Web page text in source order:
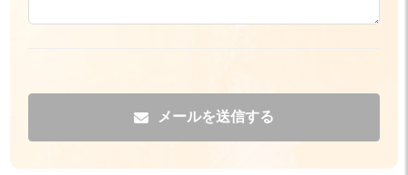
メールを送信する